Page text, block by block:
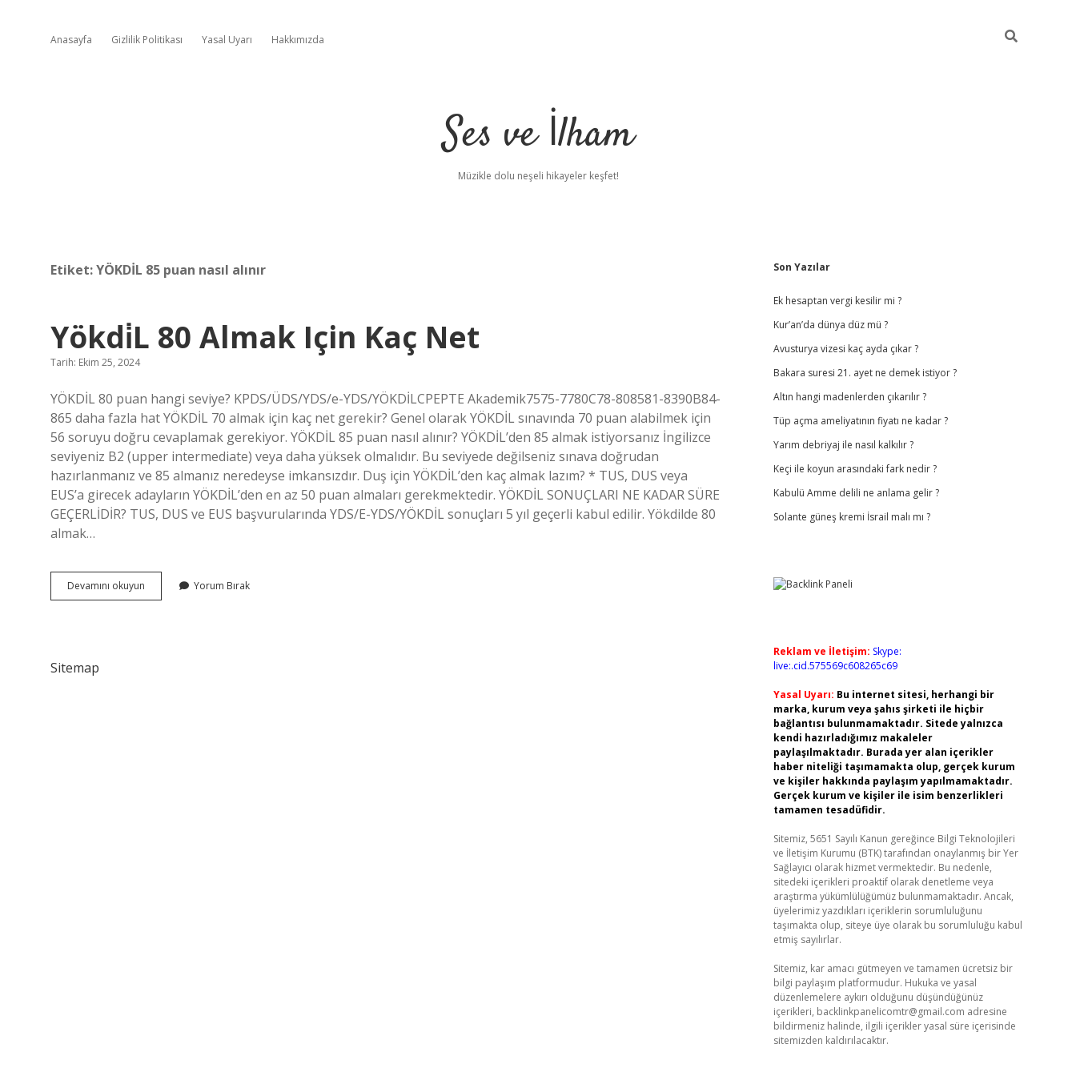
Anasayfa Gizlilik Politikası Yasal Uyarı Hakkımızda
Ses ve İlham
Müzikle dolu neşeli hikayeler keşfet!
Etiket:YÖKDİL 85 puan nasıl alınır
Yökdi̇L 80 Almak Için Kaç Net
Tarih: Ekim 25, 2024
YÖKDİL 80 puan hangi seviye? KPDS/ÜDS/YDS/e-YDS/YÖKDİLCPEPTE Akademik7575-7780C78-808581-8390B84-
865 daha fazla hat YÖKDİL 70 almak için kaç net gerekir? Genel olarak YÖKDİL sınavında 70 puan alabilmek için
56 soruyu doğru cevaplamak gerekiyor. YÖKDİL 85 puan nasıl alınır? YÖKDİL’den 85 almak istiyorsanız İngilizce
seviyeniz B2 (upper intermediate) veya daha yüksek olmalıdır. Bu seviyede değilseniz sınava doğrudan
hazırlanmanız ve 85 almanız neredeyse imkansızdır. Duş için YÖKDİL’den kaç almak lazım? * TUS, DUS veya
EUS’a girecek adayların YÖKDİL’den en az 50 puan almaları gerekmektedir. YÖKDİL SONUÇLARI NE KADAR SÜRE
GEÇERLİDİR? TUS, DUS ve EUS başvurularında YDS/E-YDS/YÖKDİL sonuçları 5 yıl geçerli kabul edilir. Yökdilde 80
almak…
Devamını okuyun
80
Yorum Bırak
Sitemap
Sidebar
Son Yazılar
Ek hesaptan vergi kesilir mi ?
Kur’an’da dünya düz mü ?
Avusturya vizesi kaç ayda çıkar ?
Bakara suresi 21. ayet ne demek istiyor ?
Altın hangi madenlerden çıkarılır ?
Tüp açma ameliyatının fiyatı ne kadar ?
Yarım debriyaj ile nasıl kalkılır ?
Keçi ile koyun arasındaki fark nedir ?
Kabulü Amme delili ne anlama gelir ?
Solante güneş kremi İsrail malı mı ?
Reklam ve İletişim: Skype:
live:.cid.575569c608265c69
Yasal Uyarı: Bu internet sitesi, herhangi bir
marka, kurum veya şahıs şirketi ile hiçbir
bağlantısı bulunmamaktadır. Sitede yalnızca
kendi hazırladığımız makaleler
paylaşılmaktadır. Burada yer alan içerikler
haber niteliği taşımamakta olup, gerçek kurum
ve kişiler hakkında paylaşım yapılmamaktadır.
Gerçek kurum ve kişiler ile isim benzerlikleri
tamamen tesadüfidir.
Sitemiz, 5651 Sayılı Kanun gereğince Bilgi Teknolojileri
ve İletişim Kurumu (BTK) tarafından onaylanmış bir Yer
Sağlayıcı olarak hizmet vermektedir. Bu nedenle,
sitedeki içerikleri proaktif olarak denetleme veya
araştırma yükümlülüğümüz bulunmamaktadır. Ancak,
üyelerimiz yazdıkları içeriklerin sorumluluğunu
taşımakta olup, siteye üye olarak bu sorumluluğu kabul
etmiş sayılırlar.
Sitemiz, kar amacı gütmeyen ve tamamen ücretsiz bir
bilgi paylaşım platformudur. Hukuka ve yasal
düzenlemelere aykırı olduğunu düşündüğünüz
içerikleri, backlinkpanelicomtr@gmail.com adresine
bildirmeniz halinde, ilgili içerikler yasal süre içerisinde
sitemizden kaldırılacaktır.